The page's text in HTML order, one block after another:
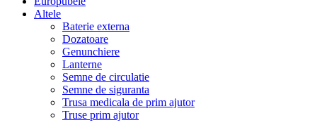
Altele
Baterie externa
Dozatoare
Genunchiere
Lanterne
Semne de circulatie
Semne de siguranta
Trusa medicala de prim ajutor
Truse prim ajutor